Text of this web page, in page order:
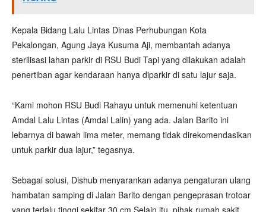
Kepala Bidang Lalu Lintas Dinas Perhubungan Kota
Pekalongan, Agung Jaya Kusuma Aji, membantah adanya
sterilisasi lahan parkir di RSU Budi Tapi yang dilakukan adalah
penertiban agar kendaraan hanya diparkir di satu lajur saja.
“Kami mohon RSU Budi Rahayu untuk memenuhi ketentuan
Amdal Lalu Lintas (Amdal Lalin) yang ada. Jalan Barito ini
lebarnya di bawah lima meter, memang tidak direkomendasikan
untuk parkir dua lajur,” tegasnya.
Sebagai solusi, Dishub menyarankan adanya pengaturan ulang
hambatan samping di Jalan Barito dengan pengeprasan trotoar
yang terlalu tinggi sekitar 30 cm.Selain itu, pihak rumah sakit